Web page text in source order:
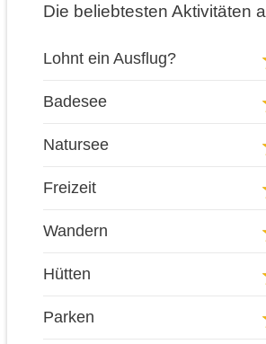
Die beliebtesten Aktivitäten
Lohnt ein Ausflug?
Badesee
Natursee
Freizeit
Wandern
Hütten
Parken